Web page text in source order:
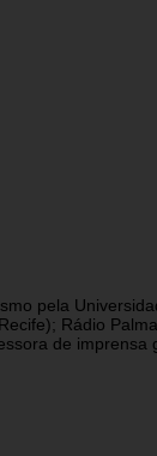
pela
Rádio
de